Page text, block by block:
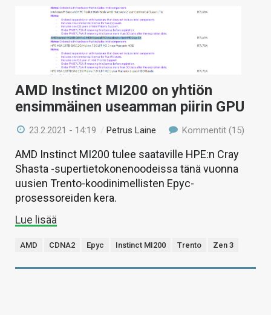
AMD Instinct MI200 on yhtiön
ensimmäinen useamman piirin GPU
23.2.2021 - 14:19 /Petrus Laine Kommentit (15)
AMD Instinct MI200 tulee saataville HPE:n Cray
Shasta -supertietokonenoodeissa tänä vuonna
uusien Trento-koodinimellisten Epyc-
prosessoreiden kera.
Lue lisää
AMD CDNA2 Epyc Instinct MI200 Trento Zen 3